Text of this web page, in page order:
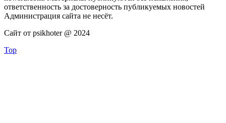
ответственность за достоверность публикуемых новостей
Администрация сайта не несёт.
Сайт от psikhoter @ 2024
Top